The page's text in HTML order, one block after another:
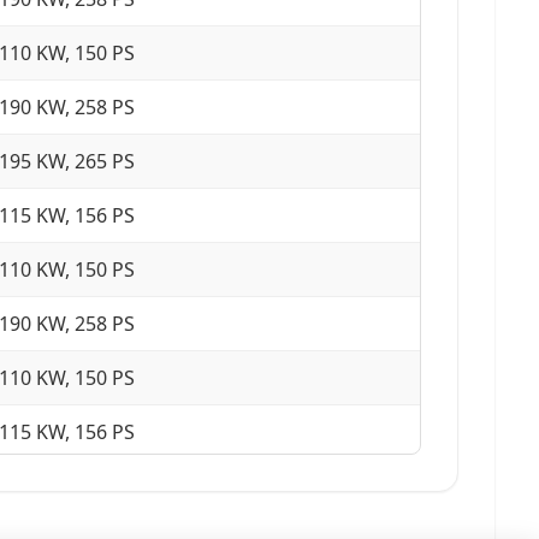
KW, 150 PS
KW, 258 PS
KW, 265 PS
KW, 156 PS
KW, 150 PS
KW, 258 PS
KW, 150 PS
KW, 156 PS